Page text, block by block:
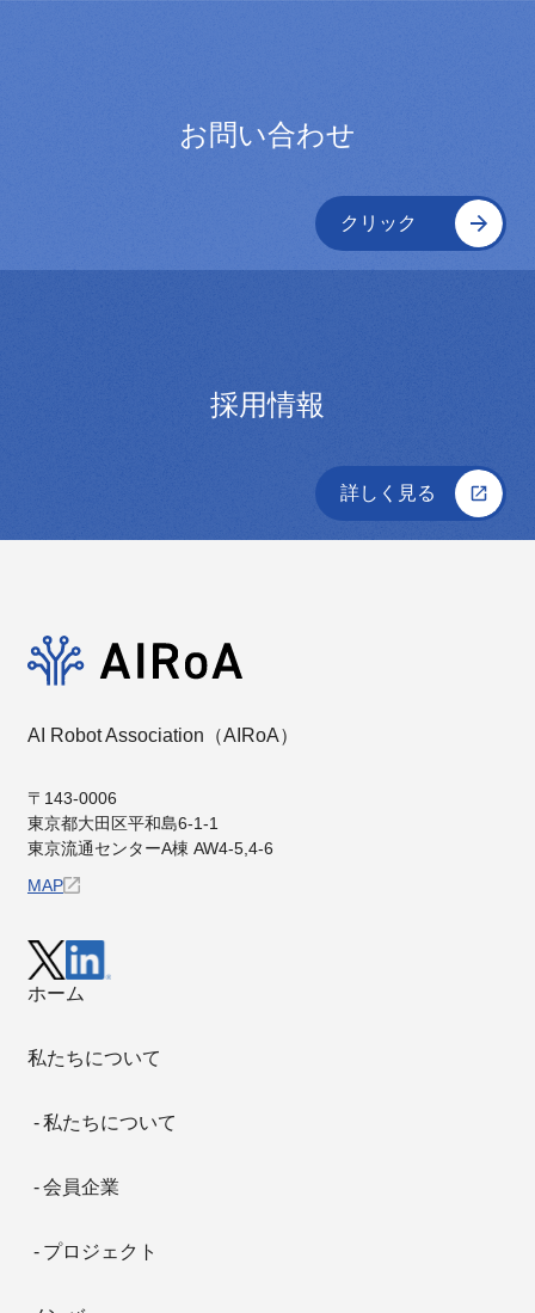
お問い合わせ
クリック
採用情報
詳しく見る
AI Robot Association（AIRoA）
〒143-0006
東京都⼤⽥区平和島6-1-1
東京流通センターA棟 AW4-5,4-6
MAP
ホーム
私たちについて
私たちについて
会員企業
プロジェクト